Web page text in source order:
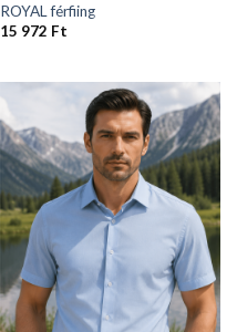
ROYAL férfiing
15 972 Ft